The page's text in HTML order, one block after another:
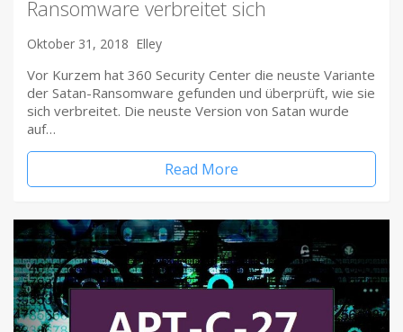
Ransomware verbreitet sich
Oktober 31, 2018 Elley
Vor Kurzem hat 360 Security Center die neuste Variante
der Satan-Ransomware gefunden und überprüft, wie sie
sich verbreitet. Die neuste Version von Satan wurde
auf…
Read More